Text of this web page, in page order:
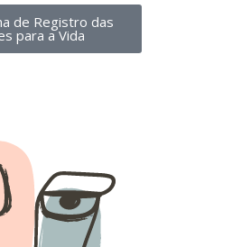
de Registro das
para a Vida